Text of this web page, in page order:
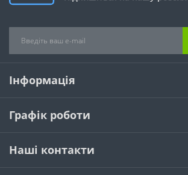
Інформація
Графік роботи
Наші контакти